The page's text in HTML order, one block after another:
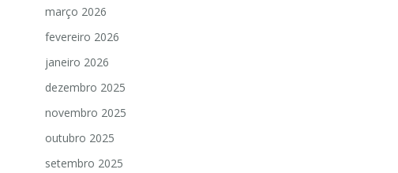
março 2026
fevereiro 2026
janeiro 2026
dezembro 2025
novembro 2025
outubro 2025
setembro 2025